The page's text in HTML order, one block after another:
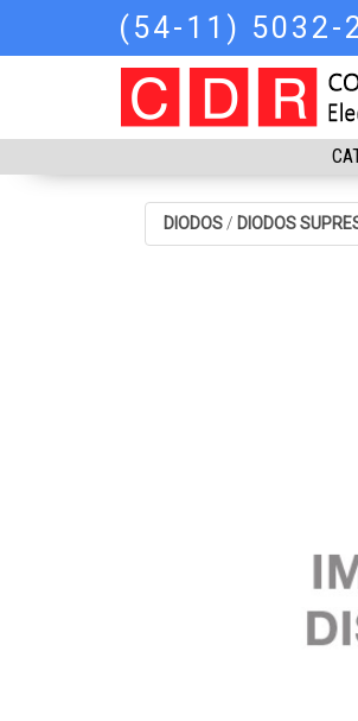
(54-11) 5032-
DIODOS / DIODOS